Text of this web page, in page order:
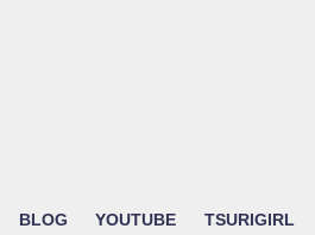
BLOG YOUTUBE TSURIGIRL